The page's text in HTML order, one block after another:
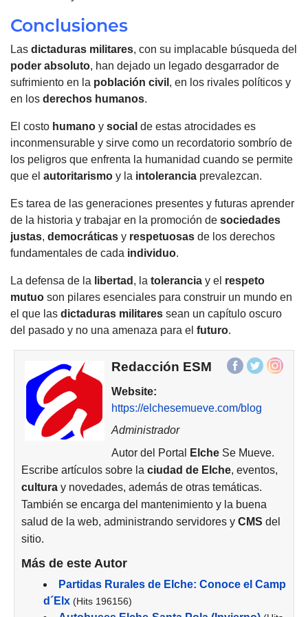
Conclusiones
Las dictaduras militares, con su implacable búsqueda del
poder absoluto, han dejado un legado desgarrador de
sufrimiento en la población civil , en los rivales políticos y
en los derechos humanos.
El costo humano y social de estas atrocidades es
inconmensurable y sirve como un recordatorio sombrío de
los peligros que enfrenta la humanidad cuando se permite
que el autoritarismo y la intolerancia prevalezcan.
Es tarea de las generaciones presentes y futuras aprender
de la historia y trabajar en la promoción de sociedades
justas, democráticas y respetuosas de los derechos
fundamentales de cada individuo.
La defensa de la libertad , la tolerancia y el respeto
mutuo son pilares esenciales para construir un mundo en
el que las dictaduras militares sean un capítulo oscuro
del pasado y no una amenaza para el futuro.
Redacción ESM
Website:
https://elchesemueve.com/blog
Administrador
Autor del Portal
ElcheSe Mueve.
Escribe artículos sobre la ciudad de Elche, eventos,
cultura y novedades, además de otras temáticas.
También se encarga del mantenimiento y la buena
salud de la web, administrando servidores y CMS del
sitio.
Más de este Autor
Partidas Rurales de Elche: Conoce el Camp
d´Elx (Hits 196156)